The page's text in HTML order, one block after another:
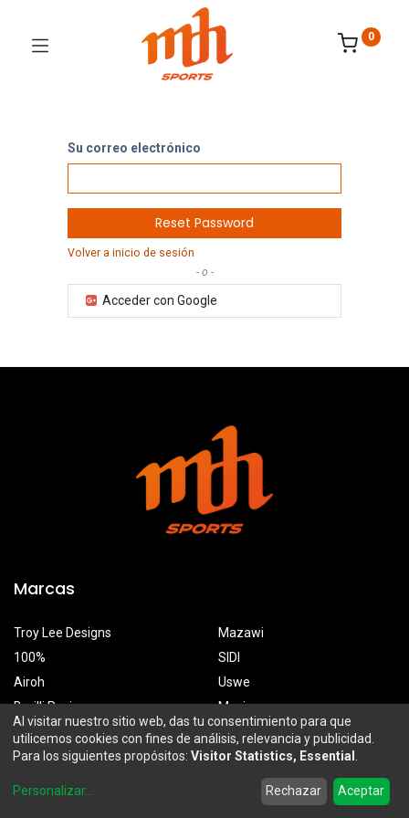
Wishlist Account
0
Su correo electrónico
Reset Password
Volver a inicio de sesión
- o -
Acceder con Google
Marcas
Troy Lee Designs
100%
Airoh
Borilli Racing
Mazawi
SIDI
Uswe
Maxima
MDH Sports
Prolongación Mariano Otero 2929-A, Santa Ana Tepetitlán
Al visitar nuestro sitio web, das tu consentimiento para que
utilicemos cookies con fines de análisis, relevancia y publicidad.
Para los siguientes propósitos: Visitor Statistics, Essential
Personalizar... Rechazar Aceptar